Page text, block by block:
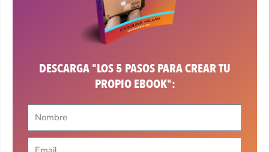
DESCARGA "LOS 5 PASOS PARA CREAR TU
PROPIO EBOOK":